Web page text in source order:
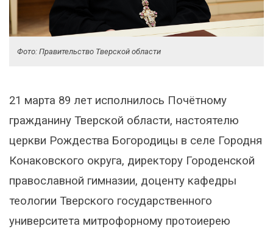
Фото: Правительство Тверской области
21 марта 89 лет исполнилось Почётному
гражданину Тверской области, настоятелю
церкви Рождества Богородицы в селе Городня
Конаковского округа, директору Городенской
православной гимназии, доценту кафедры
теологии Тверского государственного
университета митрофорному протоиерею